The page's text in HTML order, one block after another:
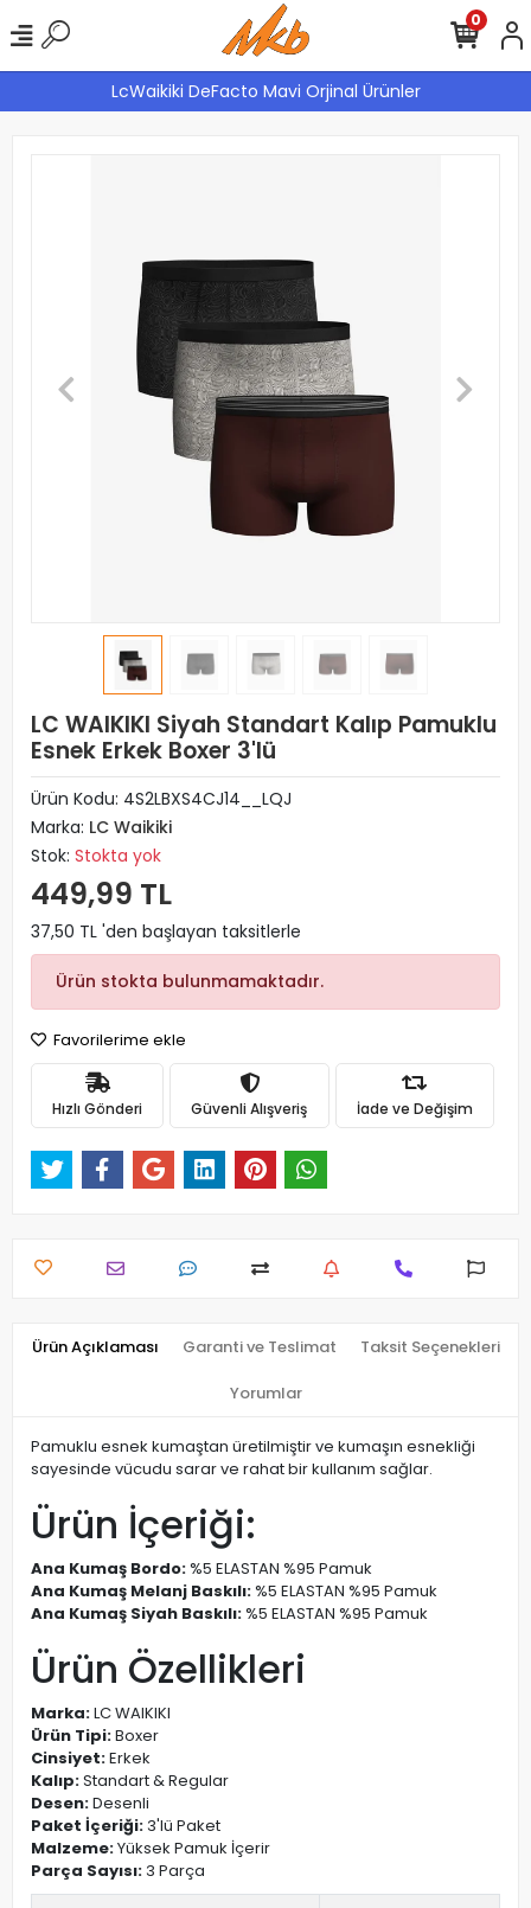
LcWaikiki DeFacto Mavi Orjinal Ürünler
0
LC WAIKIKI Siyah Standart Kalıp Pamuklu
Esnek Erkek Boxer 3'lü
Ürün Kodu: 4S2LBXS4CJ14__LQJ
Marka: LC Waikiki
Stok: Stokta yok
449,99 TL
37,50 TL 'den başlayan taksitlerle
Ürün stokta bulunmamaktadır.
Favorilerime ekle
Hızlı Gönderi Güvenli Alışveriş İade ve Değişim
Ürün Açıklaması Garanti ve Teslimat Taksit Seçenekleri
Yorumlar
Pamuklu esnek kumaştan üretilmiştir ve kumaşın esnekliği
sayesinde vücudu sarar ve rahat bir kullanım sağlar.
Ürün İçeriği:
Ana Kumaş Bordo: %5 ELASTAN %95 Pamuk
Ana Kumaş Melanj Baskılı: %5 ELASTAN %95 Pamuk
Ana Kumaş Siyah Baskılı: %5 ELASTAN %95 Pamuk
Ürün Özellikleri
Marka:LC WAIKIKI
Ürün Tipi:Boxer
Cinsiyet:Erkek
Kalıp:Standart & Regular
Desen:Desenli
Paket İçeriği:3'lü Paket
Malzeme:Yüksek Pamuk İçerir
Parça Sayısı:3 Parça